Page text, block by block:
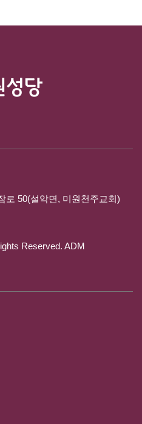
로 50(설악면, 미원천주교회)
Reserved. ADM